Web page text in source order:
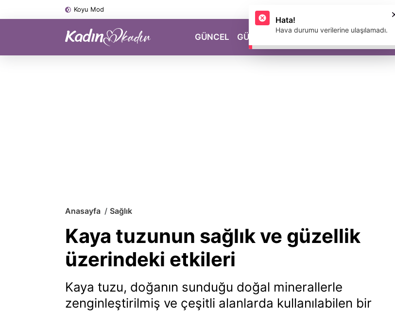
Koyu Mod
GÜNCEL GÜZELLİK MAGAZİN
Anasayfa Sağlık
Kaya tuzunun sağlık ve güzellik
üzerindeki etkileri
Kaya tuzu, doğanın sunduğu doğal minerallerle
zenginleştirilmiş ve çeşitli alanlarda kullanılabilen bir